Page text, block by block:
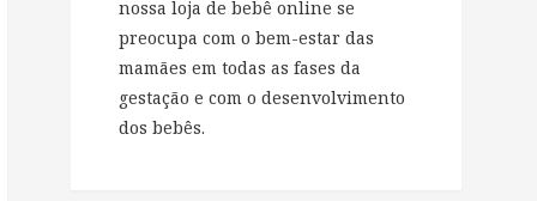
nossa loja de bebê online se
preocupa com o bem-estar das
mamães em todas as fases da
gestação e com o desenvolvimento
dos bebês.